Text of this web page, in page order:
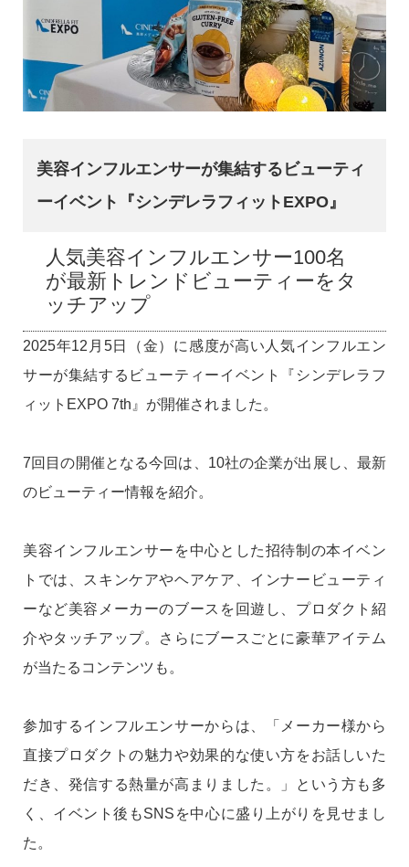
美容インフルエンサーが集結するビューティ
ーイベント『シンデレラフィットEXPO』
人気美容インフルエンサー100名
が最新トレンドビューティーをタ
ッチアップ
2025年12月5日（金）に感度が高い人気インフルエン
サーが集結するビューティーイベント『シンデレラフ
ィットEXPO 7th』が開催されました。
7回目の開催となる今回は、10社の企業が出展し、最新
のビューティー情報を紹介。
美容インフルエンサーを中心とした招待制の本イベン
トでは、スキンケアやヘアケア、インナービューティ
ーなど美容メーカーのブースを回遊し、プロダクト紹
介やタッチアップ。さらにブースごとに豪華アイテム
が当たるコンテンツも。
参加するインフルエンサーからは、「メーカー様から
直接プロダクトの魅力や効果的な使い方をお話しいた
だき、発信する熱量が高まりました。」という方も多
く、イベント後もSNSを中心に盛り上がりを見せまし
た。